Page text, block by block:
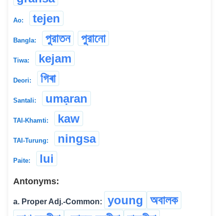
Ao: tejen
Bangla: পুরাতন পুরানো
Tiwa: kejam
Deori: গিৰা
Santali: umạran
TAI-Khamti: kaw
TAI-Turung: ningsa
Paite: lui
Antonyms:
a. Proper Adj.-Common: young অবালক